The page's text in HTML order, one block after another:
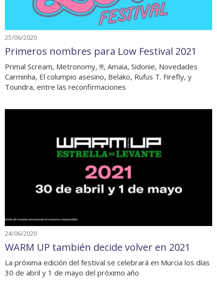
25/06/2020
Primeros nombres para Low Festival 2021
Primal Scream, Metronomy, !!!, Amaia, Sidonie, Novedades
Carminha, El columpio asesino, Belako, Rufus T. Firefly, y
Toundra, entre las reconfirmaciones
24/06/2020
WARM UP también decide volver en 2021
La próxima edición del festival se celebrará en Murcia los días
30 de abril y 1 de mayo del próximo año